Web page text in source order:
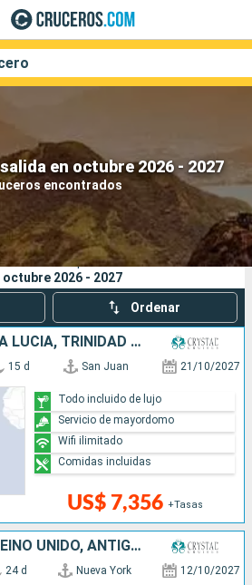
en octubre 2026 - 2027
encontrados
Compañías
Buscar
de búsqueda:
octubre 2026 - 2027
Ordenar
PUERTO RICO, SANTA LUCIA, TRINIDAD Y TOBAGO, FRANCIA, BRASIL
15 d San Juan 21/10/2027
US$ 7,356 +Tasas
Todo incluido de lujo
Servicio de mayordomo
Wifi ilimitado
Comidas incluidas
ESTADOS UNIDOS, REINO UNIDO, ANTIGUA Y BARBUDA, FRANCIA, PUERTO RICO, SANTA LUCIA, TRINIDAD Y TOBAGO, BRASIL
24 d Nueva York 12/10/2027